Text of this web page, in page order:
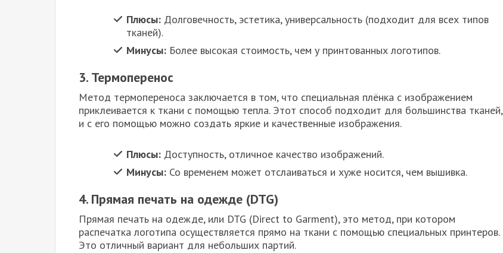
Плюсы: Долговечность, эстетика, универсальность (подходит для всех типов
тканей).
Минусы: Более высокая стоимость, чем у принтованных логотипов.
3. Термоперенос
Метод термопереноса заключается в том, что специальная плёнка с изображением
приклеивается к ткани с помощью тепла. Этот способ подходит для большинства тканей,
и с его помощью можно создать яркие и качественные изображения.
Плюсы: Доступность, отличное качество изображений.
Минусы: Со временем может отслаиваться и хуже носится, чем вышивка.
4. Прямая печать на одежде (DTG)
Прямая печать на одежде, или DTG (Direct to Garment), это метод, при котором
распечатка логотипа осуществляется прямо на ткани с помощью специальных принтеров.
Это отличный вариант для небольших партий.